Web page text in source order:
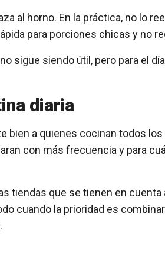
al horno. En la práctica, no lo
para porciones chicas y no
sigue siendo útil, pero para el
diaria
bien a quienes cocinan todos
con más frecuencia y para
tiendas que se tienen en
cuando la prioridad es